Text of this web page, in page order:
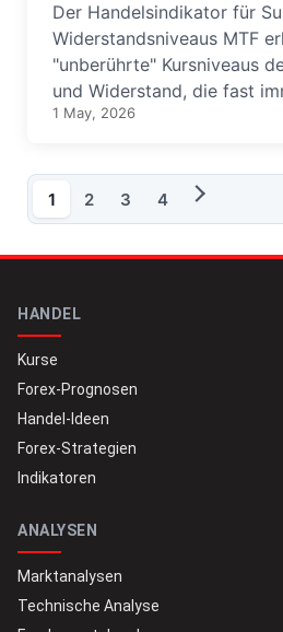
Der Handelsindikator für
Widerstandsniveaus MTF
"unberührte" Kursniveaus
und Widerstand, die fast
1 May, 2026
1 2 3 4
HANDEL
Kurse
Forex-Prognosen
Handel-Ideen
Forex-Strategien
Indikatoren
ANALYSEN
Marktanalysen
Technische Analyse